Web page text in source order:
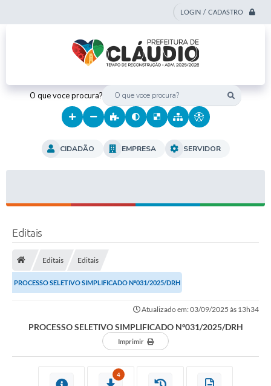
LOGIN / CADASTRO
O que voce procura?
CIDADÃO EMPRESA SERVIDOR
Editais
Editais Editais
PROCESSO SELETIVO SIMPLIFICADO Nº031/2025/DRH
Atualizado em: 03/09/2025 às 13h34
PROCESSO SELETIVO SIMPLIFICADO Nº031/2025/DRH
Imprimir
4